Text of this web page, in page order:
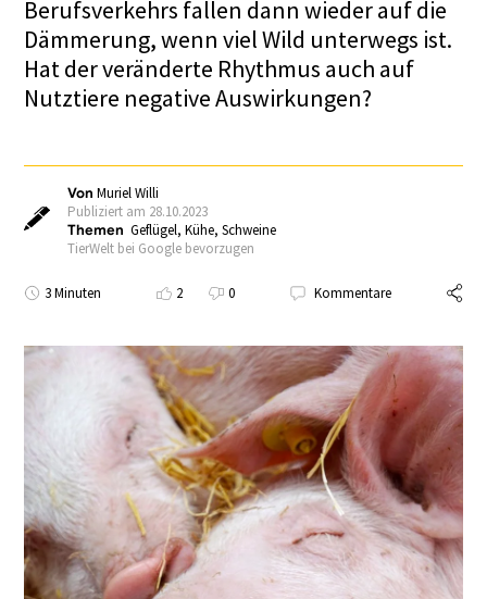
Berufsverkehrs fallen dann wieder auf die
Dämmerung, wenn viel Wild unterwegs ist.
Hat der veränderte Rhythmus auch auf
Nutztiere negative Auswirkungen?
VonMuriel Willi
Publiziert am 28.10.2023
Themen Geflügel,Kühe,Schweine
TierWelt bei Google bevorzugen
3 Minuten 2 0 Kommentare